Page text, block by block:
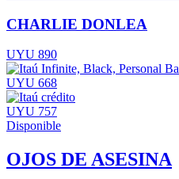
CHARLIE DONLEA
UYU 890
UYU 668
UYU 757
Disponible
OJOS DE ASESINA